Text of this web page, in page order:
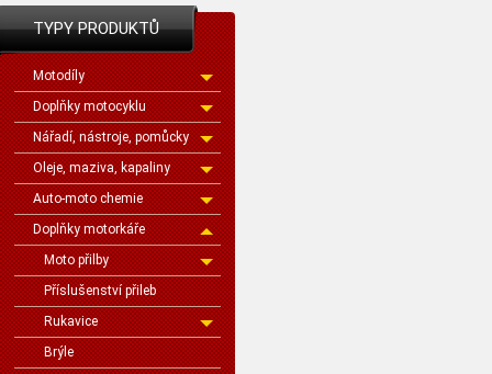
TYPY PRODUKTŮ
Motodíly
Doplňky motocyklu
Nářadí, nástroje, pomůcky
Oleje, maziva, kapaliny
Auto-moto chemie
Doplňky motorkáře
Moto přilby
Příslušenství přileb
Rukavice
Brýle